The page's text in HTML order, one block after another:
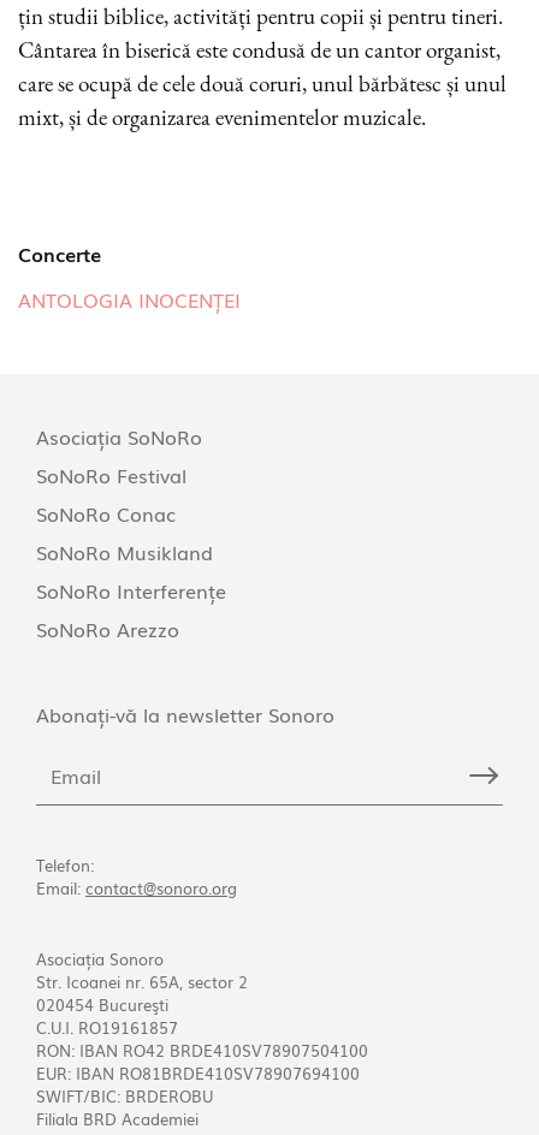
țin studii biblice, activități pentru copii și pentru tineri.
Cântarea în biserică este condusă de un cantor organist,
care se ocupă de cele două coruri, unul bărbătesc și unul
mixt, și de organizarea evenimentelor muzicale.
Concerte
ANTOLOGIA INOCENȚEI
Asociația SoNoRo
SoNoRo Festival
SoNoRo Conac
SoNoRo Musikland
SoNoRo Interferențe
SoNoRo Arezzo
Abonați-vă la newsletter Sonoro
Telefon:
Email: contact@sonoro.org
Asociația Sonoro
Str. Icoanei nr. 65A, sector 2
020454 Bucureşti
C.U.I. RO19161857
RON: IBAN RO42 BRDE410SV78907504100
EUR: IBAN RO81BRDE410SV78907694100
SWIFT/BIC: BRDEROBU
Filiala BRD Academiei